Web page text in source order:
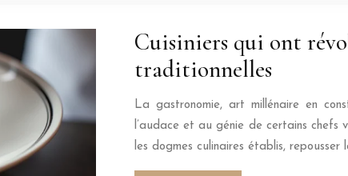
Cuisiniers qui ont
traditionnelles
La gastronomie, art millénaire en
l’audace et au génie de certains chefs
les dogmes culinaires établis, repousser